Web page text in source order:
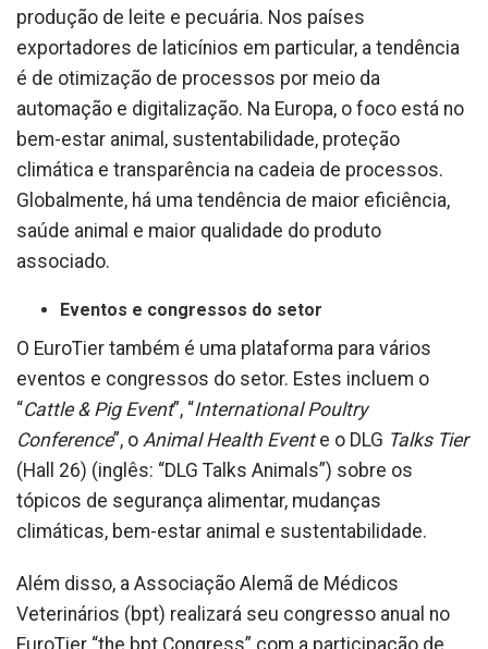
produção de leite e pecuária. Nos países
exportadores de laticínios em particular, a tendência
é de otimização de processos por meio da
automação e digitalização. Na Europa, o foco está no
bem-estar animal, sustentabilidade, proteção
climática e transparência na cadeia de processos.
Globalmente, há uma tendência de maior eficiência,
saúde animal e maior qualidade do produto
associado.
Eventos e congressos do setor
O EuroTier também é uma plataforma para vários
eventos e congressos do setor. Estes incluem o
“Cattle & Pig Event”, “International Poultry
Conference”, o Animal Health Evente o DLG Talks Tier
(Hall 26) (inglês: “DLG Talks Animals”) sobre os
tópicos de segurança alimentar, mudanças
climáticas, bem-estar animal e sustentabilidade.
Além disso, a Associação Alemã de Médicos
Veterinários (bpt) realizará seu congresso anual no